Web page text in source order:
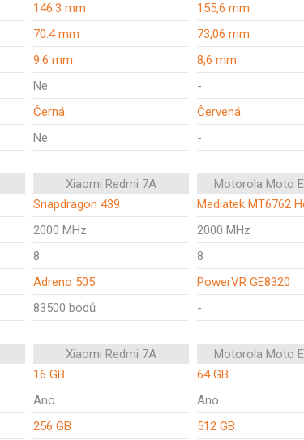
146.3 mm
155,6 mm
70.4 mm
73,06 mm
9.6 mm
8,6 mm
Ne
-
Černá
Červená
Ne -
Xiaomi Redmi 7A
Motorola Moto
Snapdragon 439
Mediatek MT6762
2000 MHz
2000 MHz
8
8
Adreno 505
PowerVR GE8320
83500 bodů -
Xiaomi Redmi 7A
Motorola Moto
16 GB
64 GB
Ano
Ano
256 GB
512 GB